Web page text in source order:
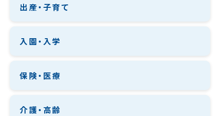
出産・子育て
入園・入学
保険・医療
介護・高齢